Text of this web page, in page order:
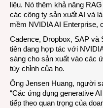
liệu. Nó thêm khả năng
các công ty sản xuấtAI và
mềm NVIDIA AI Enterprise,
Cadence, Dropbox, SAP và
tiên đang hợp tác với
sàng cho sản xuất vào các
tùy chỉnh của họ.
Ông Jensen Huang, người
“Các ứng dụng generative
tiếp theo quan trọng của